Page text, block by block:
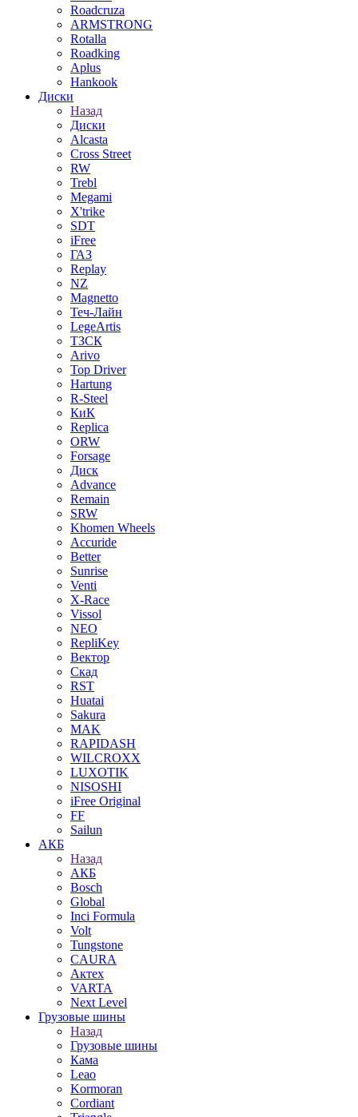
Roadcruza
ARMSTRONG
Rotalla
Roadking
Aplus
Hankook
Диски
Назад
Диски
Alcasta
Cross Street
RW
Trebl
Megami
X'trike
SDT
iFree
ГАЗ
Replay
NZ
Magnetto
Теч-Лайн
LegeArtis
ТЗСК
Arivo
Top Driver
Hartung
R-Steel
КиК
Replica
ORW
Forsage
Диск
Advance
Remain
SRW
Khomen Wheels
Accuride
Better
Sunrise
Venti
X-Race
Vissol
NEO
RepliKey
Вектор
Скад
RST
Huatai
Sakura
MAK
RAPIDASH
WILCROXX
LUXOTIK
NISOSHI
iFree Original
FF
Sailun
АКБ
Назад
АКБ
Bosch
Global
Inci Formula
Volt
Tungstone
CAURA
Актех
VARTA
Next Level
Грузовые шины
Назад
Грузовые шины
Кама
Leao
Kormoran
Cordiant